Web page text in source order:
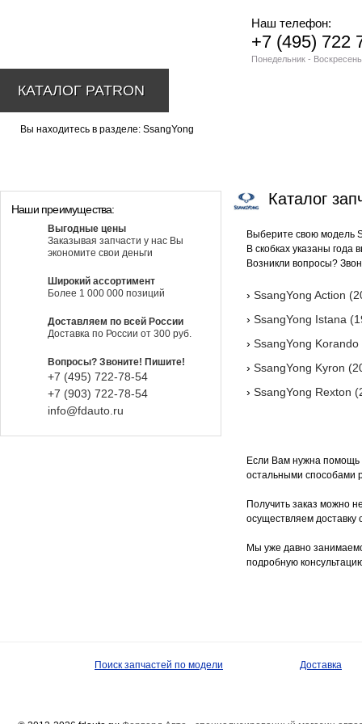
Вы находитесь в разделе: SsangYong
Каталог
Выберите свою модель
В скобках указаны года
Возникли вопросы?
› SsangYong Action
› SsangYong Istana
› SsangYong
› SsangYong Kyron
› SsangYong Rexton
Если Вам нужна помощь
остальными способами
Получить заказ можно
осуществляем
Мы уже давно
подробную
Наши преимущества:
Выгодные цены
Заказывая запчасти у нас Вы
экономите свои деньги
Широкий ассортимент
Более 1 000 000 позиций
Доставляем по всей России
Доставка по России от 300 руб.
Вопросы? Звоните! Пишите!
+7 (495) 722-78-54
+7 (903) 722-78-54
info@fdauto.ru
Наш телефон:
+7 (495) 722
Понедельник -
КАТАЛОГ PATRON
Поиск запчастей по модели Доставка